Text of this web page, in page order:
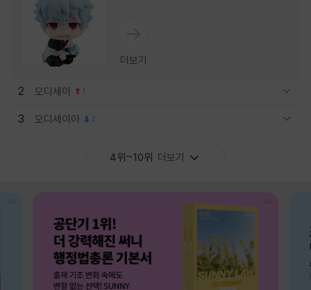
더보기
2 오디세이 1
3 오디세이아 2
4위~10위 더보기